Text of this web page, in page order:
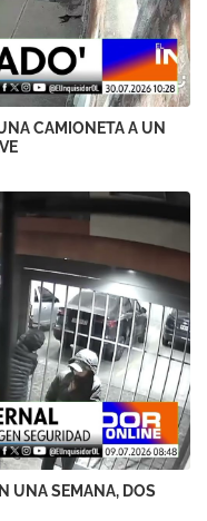
CAMIONETA A UN
UNA SEMANA, DOS